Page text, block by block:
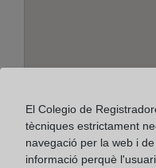
El Colegio de
tècniques estrictament
navegació per la web i
informació perquè